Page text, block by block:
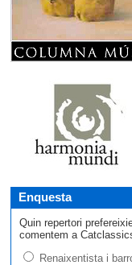
Enquesta
Quin repertori
comentem a
Renaixentista i